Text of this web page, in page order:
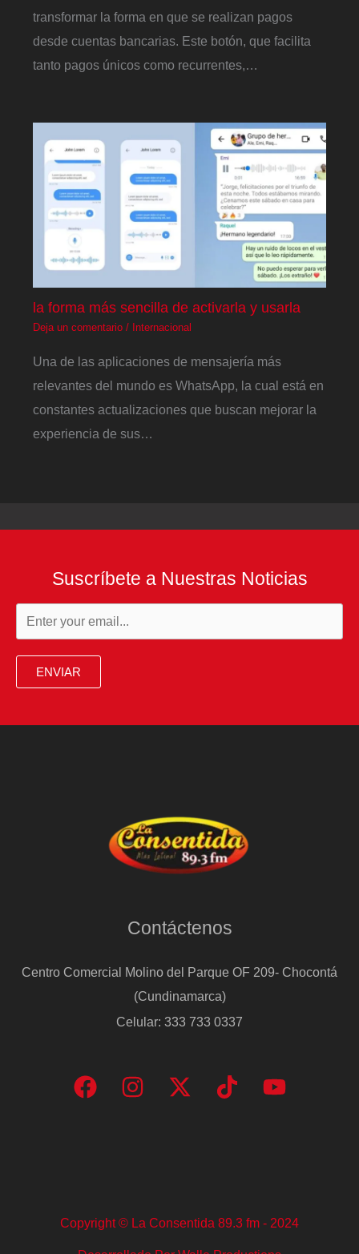
transformar la forma en que se realizan pagos
desde cuentas bancarias. Este botón, que facilita
tanto pagos únicos como recurrentes,…
la forma más sencilla de activarla y usarla
Deja un comentario / Internacional
Una de las aplicaciones de mensajería más
relevantes del mundo es WhatsApp, la cual está en
constantes actualizaciones que buscan mejorar la
experiencia de sus…
Suscríbete a Nuestras Noticias
ENVIAR
Contáctenos
Centro Comercial Molino del Parque OF 209- Chocontá
(Cundinamarca)
Celular: 333 733 0337
Copyright © La Consentida 89.3 fm - 2024